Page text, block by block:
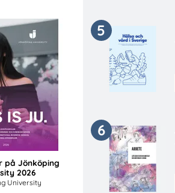
på Jönköping
2026
University
5
6